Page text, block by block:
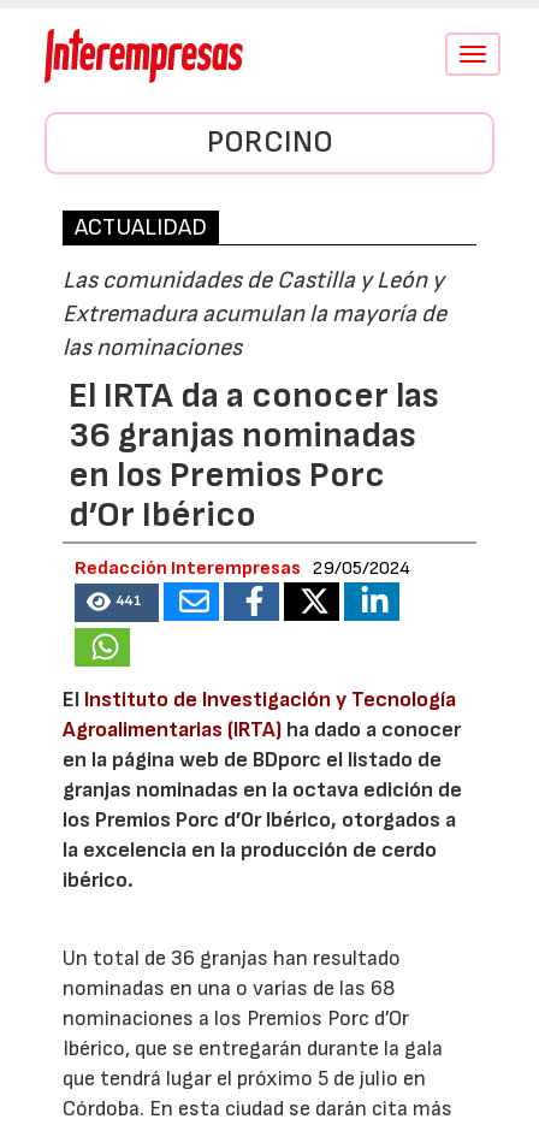
Conmutar
PORCINO
ACTUALIDAD
Las comunidades de Castilla y León y
Extremadura acumulan la mayoría de
las nominaciones
El IRTA da a conocer las
36 granjas nominadas
en los Premios Porc
d’Or Ibérico
Redacción Interempresas 29/05/2024
441
El Instituto de Investigación y Tecnología
Agroalimentarias (IRTA) ha dado a conocer
en la página web de BDporc el listado de
granjas nominadas en la octava edición de
los Premios Porc d’Or Ibérico, otorgados a
la excelencia en la producción de cerdo
ibérico.
Un total de 36 granjas han resultado
nominadas en una o varias de las 68
nominaciones a los Premios Porc d’Or
Ibérico, que se entregarán durante la gala
que tendrá lugar el próximo 5 de julio en
Córdoba. En esta ciudad se darán cita más